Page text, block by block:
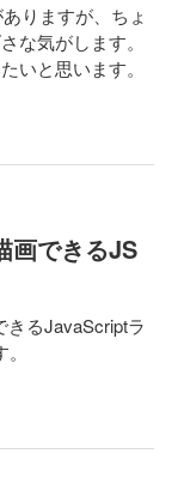
りますが、ちょ
な気がします。
いと思います。
画できるJS
きるJavaScriptラ